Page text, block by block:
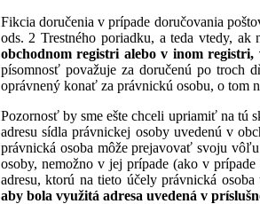
Fikcia doručenia v prípade doručovania
ods. 2 Trestného poriadku, a teda vtedy,
obchodnom registri alebo v inom
písomnosť považuje za doručenú po troch
oprávnený konať za právnickú osobu, o tom
Pozornosť by sme ešte chceli upriamiť na tú
adresu sídla právnickej osoby uvedenú v
právnická osoba môže prejavovať svoju
osoby, nemožno v jej prípade (ako v
adresu, ktorú na tieto účely právnická osoba
aby bola využitá adresa uvedená v